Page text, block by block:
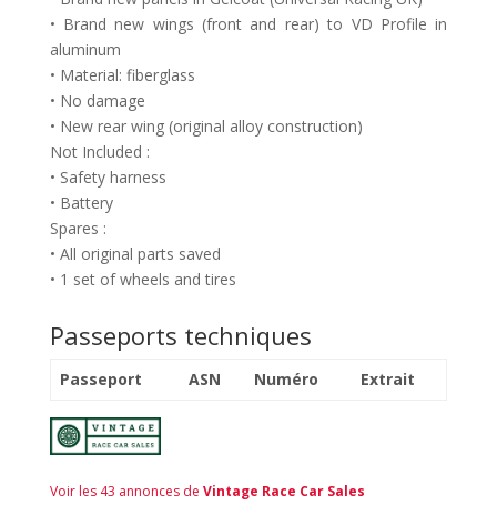
• Brand new wings (front and rear) to VD Profile in
aluminum
• Material: fiberglass
• No damage
• New rear wing (original alloy construction)
Not Included :
• Safety harness
• Battery
Spares :
• All original parts saved
• 1 set of wheels and tires
Passeports techniques
Passeport ASN Numéro Extrait
Voir les 43 annonces de Vintage Race Car Sales